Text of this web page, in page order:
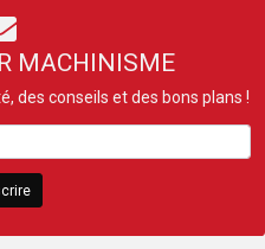
MACHINISME
des conseils et des bons plans !